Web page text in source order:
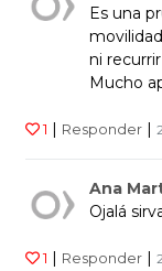
Es una
ni
Mucho
1 | Responder |
Ana
Ojalá
1 | Responder |